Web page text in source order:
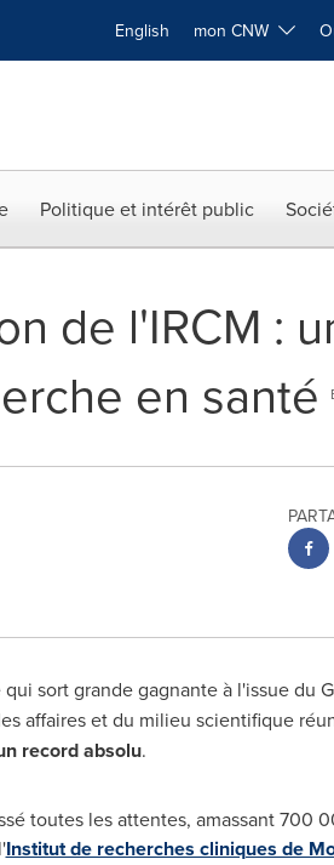
English mon CNW
Politique et intérêt public
de l'IRCM :
en santé
sort grande gagnante à l'issue du
affaires et du milieu scientifique
record absolu.
toutes les attentes, amassant 700
Institut de recherches cliniques de